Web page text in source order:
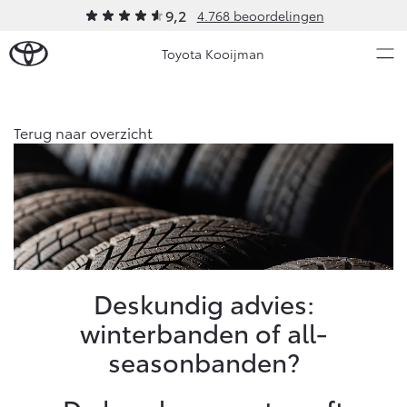
9,2 4.768 beoordelingen
Toyota Kooijman
Ons bedrijf
Ons bedrijf
Contact en Route
Vacatures
Klantbeoordelingen
Modellen
Aygo X
HYBRIDE
Vanaf € 23.750,-
Yaris
HYBRIDE
Vanaf € 27.195,-
Occasions
Onderhoud
Terug naar overzicht
Deskundig advies:
winterbanden of all-
seasonbanden?